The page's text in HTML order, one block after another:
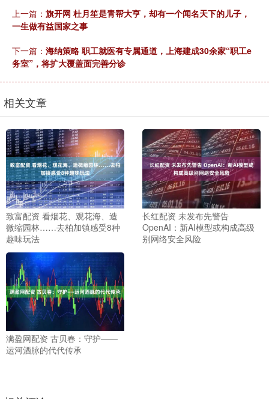
上一篇： 旗开网 杜月笙是青帮大亨，却有一个闻名天下的儿子，
一生做有益国家之事
下一篇： 海纳策略 职工就医有专属通道，上海建成30余家“职工e
务室”，将扩大覆盖面完善分诊
相关文章
致富配资 看烟花、观花海、造
微缩园林……去柏加镇感受8种
趣味玩法
长红配资 未发布先警告
OpenAI：新AI模型或构成高级
别网络安全风险
满盈网配资 古贝春：守护——
运河酒脉的代代传承